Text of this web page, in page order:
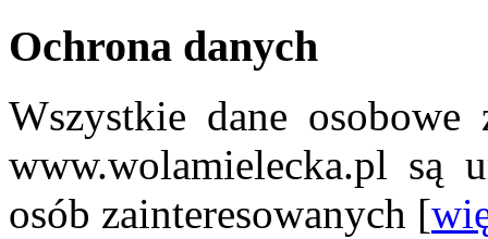
Ochrona danych
Wszystkie dane osobowe
www.wolamielecka.pl są
osób zainteresowanych [